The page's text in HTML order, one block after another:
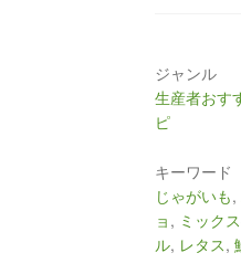
ジャンル
生産者おす
ピ
キーワード
じゃがいも,
ョ , ミック
ル, レタス,